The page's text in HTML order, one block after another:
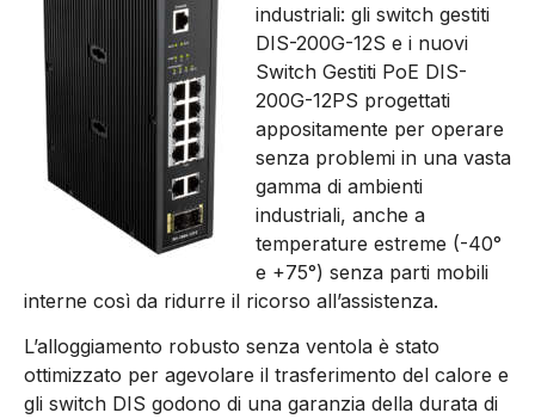
industriali: gli switch gestiti
DIS-200G-12S e i nuovi
Switch Gestiti PoE DIS-
200G-12PS progettati
appositamente per operare
senza problemi in una vasta
gamma di ambienti
industriali, anche a
temperature estreme (-40°
e +75°) senza parti mobili
interne così da ridurre il ricorso all’assistenza.
L’alloggiamento robusto senza ventola è stato
ottimizzato per agevolare il trasferimento del calore e
gli switch DIS godono di una garanzia della durata di